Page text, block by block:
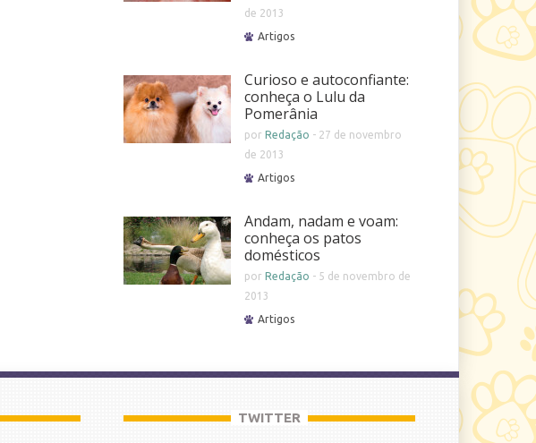
de 2013
Artigos
Curioso e autoconfiante:
conheça o Lulu da
Pomerânia
porRedação - 27 de novembro
de 2013
Artigos
Andam, nadam e voam:
conheça os patos
domésticos
porRedação - 5 de novembro de
2013
Artigos
TWITTER